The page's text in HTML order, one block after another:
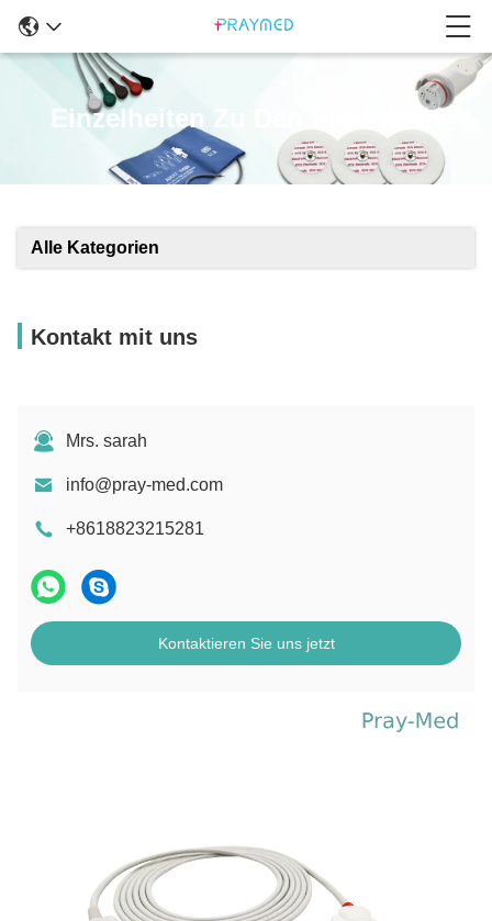
Einzelheiten Zu Den Produkten
Alle Kategorien
Kontakt mit uns
Mrs. sarah
info@pray-med.com
+8618823215281
Kontaktieren Sie uns jetzt